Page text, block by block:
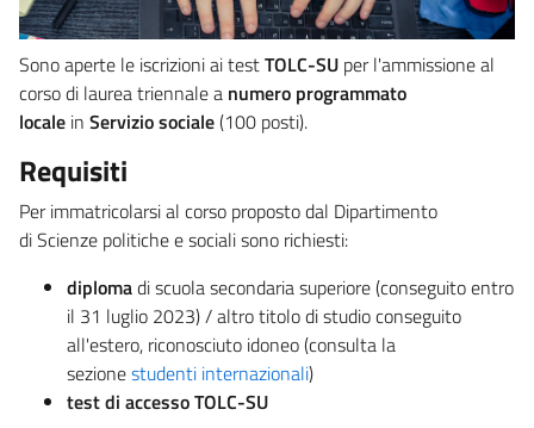
Sono aperte le iscrizioni ai testTOLC-SU per l'ammissione al
corso di laurea triennale a numero programmato
locale in Servizio sociale(100 posti).
Requisiti
Per immatricolarsi al corso proposto dal Dipartimento
di Scienze politiche e sociali sono richiesti:
diplomadi scuola secondaria superiore (conseguito entro
il 31 luglio 2023) / altro titolo di studio conseguito
all'estero, riconosciuto idoneo (consulta la
sezionestudenti internazionali)
test di accesso TOLC-SU